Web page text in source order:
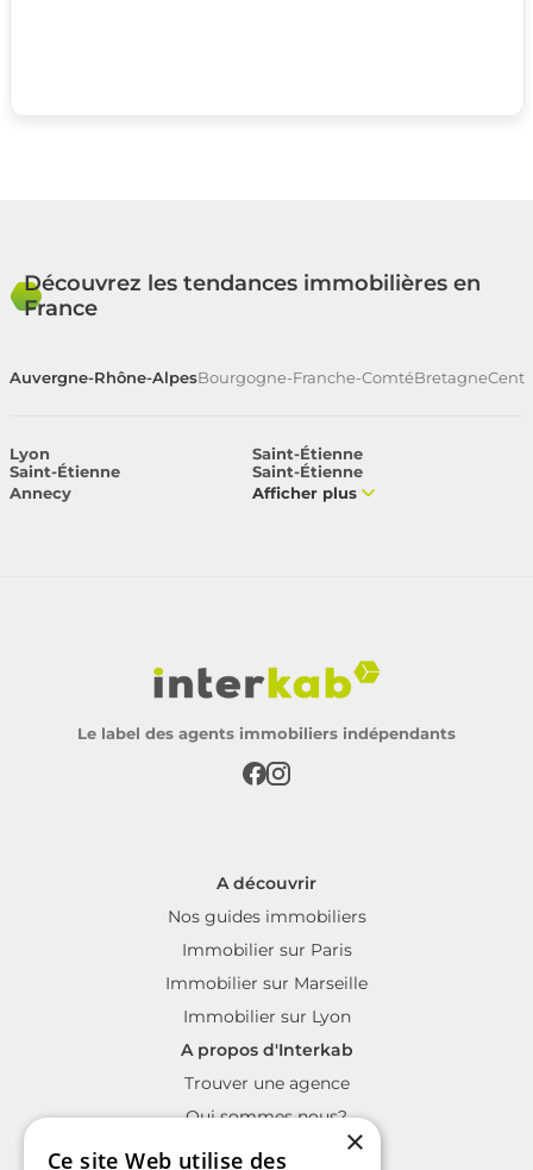
Découvrez les tendances immobilières en
France
Auvergne-Rhône-AlpesBourgogne-Franche-ComtéBretagne
Lyon
Saint-Étienne
Saint-Étienne
Saint-Étienne
Annecy
Afficher plus
Le label des agents immobiliers indépendants
A découvrir
Nos guides immobiliers
Immobilier sur Paris
Immobilier sur Marseille
Immobilier sur Lyon
A propos d'Interkab
Trouver une agence
Qui sommes nous?
La charte Interkab
×
Ce site Web utilise des